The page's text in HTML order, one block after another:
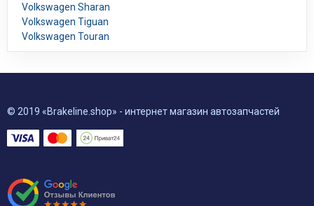
Volkswagen Sharan
Volkswagen Tiguan
Volkswagen Touran
© 2019 «Brakeline.shop» - интернет магазин автозапчастей